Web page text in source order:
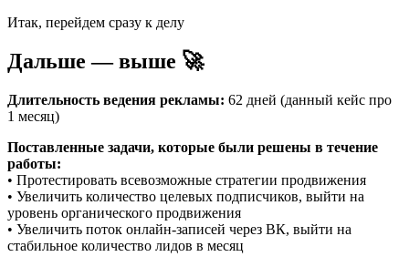
Итак, перейдем сразу к делу
Дальше — выше 🚀
Длительность ведения рекламы: 62 дней (данный кейс про
1 месяц)
Поставленные задачи, которые были решены в течение
работы:
• Протестировать всевозможные стратегии продвижения
• Увеличить количество целевых подписчиков, выйти на
уровень органического продвижения
• Увеличить поток онлайн-записей через ВК, выйти на
стабильное количество лидов в месяц